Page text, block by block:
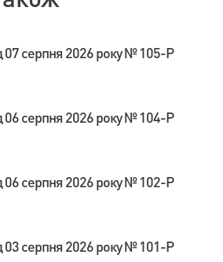
07 серпня 2026 року № 105-Р
06 серпня 2026 року № 104-Р
06 серпня 2026 року № 102-Р
03 серпня 2026 року № 101-Р